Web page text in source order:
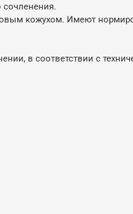
кожухом. Имеют
в соответствии с